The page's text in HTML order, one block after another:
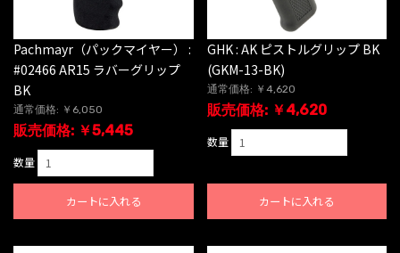
Pachmayr（パックマイヤー） :
#02466 AR15 ラバーグリップ
BK
通常価格: ￥6,050
販売価格: ￥5,445
数量
カートに入れる
GHK : AK ピストルグリップ BK
(GKM-13-BK)
通常価格: ￥4,620
販売価格: ￥4,620
数量
カートに入れる